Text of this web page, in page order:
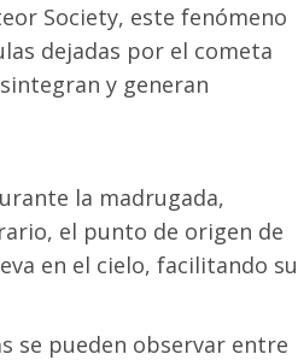
Society, este fenómeno
dejadas por el cometa
y generan
la madrugada,
el punto de origen de
en el cielo, facilitando su
se pueden observar entre